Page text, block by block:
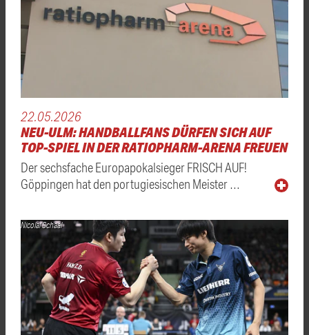
22.05.2026
NEU-ULM: HANDBALLFANS DÜRFEN SICH AUF
TOP-SPIEL IN DER RATIOPHARM-ARENA FREUEN
Der sechsfache Europapokalsieger FRISCH AUF!
Göppingen hat den portugiesischen Meister …
Nicolai Schaal